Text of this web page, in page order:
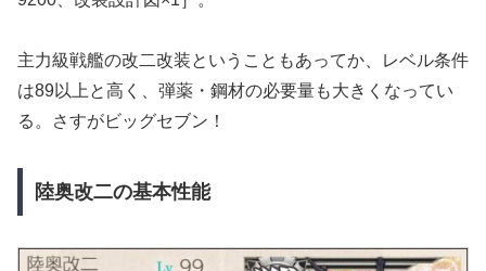
主力級戦艦の改二改装ということもあってか、レベル条件
は89以上と高く、弾薬・鋼材の必要量も大きくなってい
る。さすがビッグセブン！
陸奥改二の基本性能